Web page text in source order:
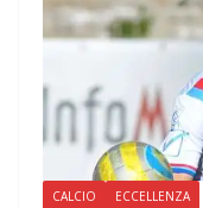
CALCIO ECCELLENZA